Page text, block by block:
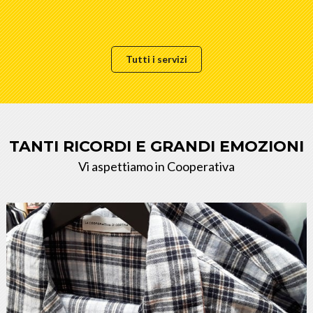
Tutti i servizi
TANTI RICORDI E GRANDI EMOZIONI
Vi aspettiamo in Cooperativa